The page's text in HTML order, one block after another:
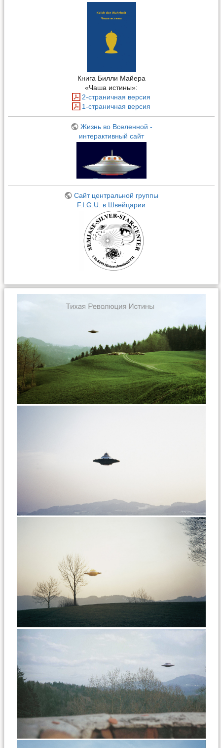
Книга Билли Майера
«Чаша истины»:
2-страничная версия
1-страничная версия
Жизнь во Вселенной -
интерактивный сайт
Сайт центральной группы
F.I.G.U. в Швейцарии